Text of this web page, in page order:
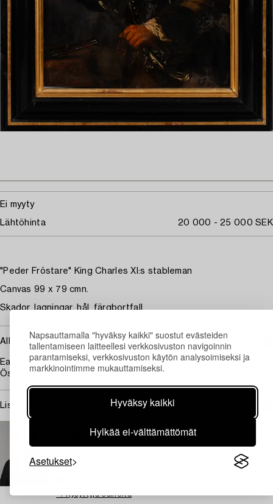
Napsauttamalla "hyväksy kaikki" suostut evästeiden
tallentamiseen laitteellesi verkkosivuston navigoinnin
parantamiseksi, verkkosivuston käytön analysoimiseksi ja
markkinointimme mukauttamiseksi.
Hyväksy kaikki
Hylkää ei-välttämättömät
Asetukset
Ei myyty
Lähtöhinta 20 000 - 25 000 SEK
"Peder Fröstare" King Charles XI:s stableman
Canvas 99 x 79 cmn.
Skador, lagningar, hål, färgbortfall.
Alkuperä - Provenienssi
Ealier in the Beck-Friis' collection, Söderö estate,
Östergötland, Sweden.
Lisätietoja ja kuntoraportit
Johan Jinnerot
+46 (0)739 400 801
→ Kysyttyjä esineitä